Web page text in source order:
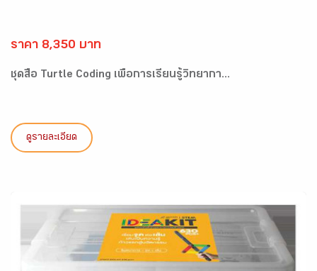
ราคา 8,350 บาท
ชุดสื่อ Turtle Coding เพื่อการเรียนรู้วิทยากา...
ดูรายละเอียด